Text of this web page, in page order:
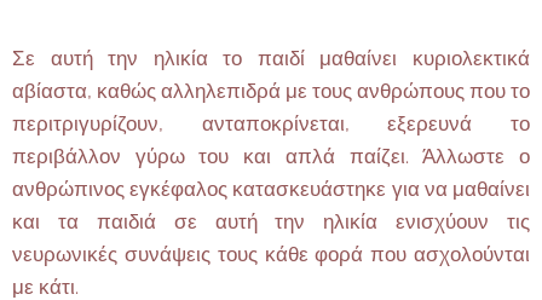
Σε αυτή την ηλικία το παιδί μαθαίνει κυριολεκτικά
αβίαστα, καθώς αλληλεπιδρά με τους ανθρώπους που το
περιτριγυρίζουν, ανταποκρίνεται, εξερευνά το
περιβάλλον γύρω του και απλά παίζει. Άλλωστε ο
ανθρώπινος εγκέφαλος κατασκευάστηκε για να μαθαίνει
και τα παιδιά σε αυτή την ηλικία ενισχύουν τις
νευρωνικές συνάψεις τους κάθε φορά που ασχολούνται
με κάτι.